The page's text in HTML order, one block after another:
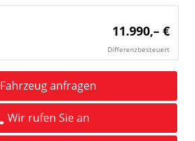
11.990,– €
Differenzbesteuert
Fahrzeug anfragen
Wir rufen Sie an